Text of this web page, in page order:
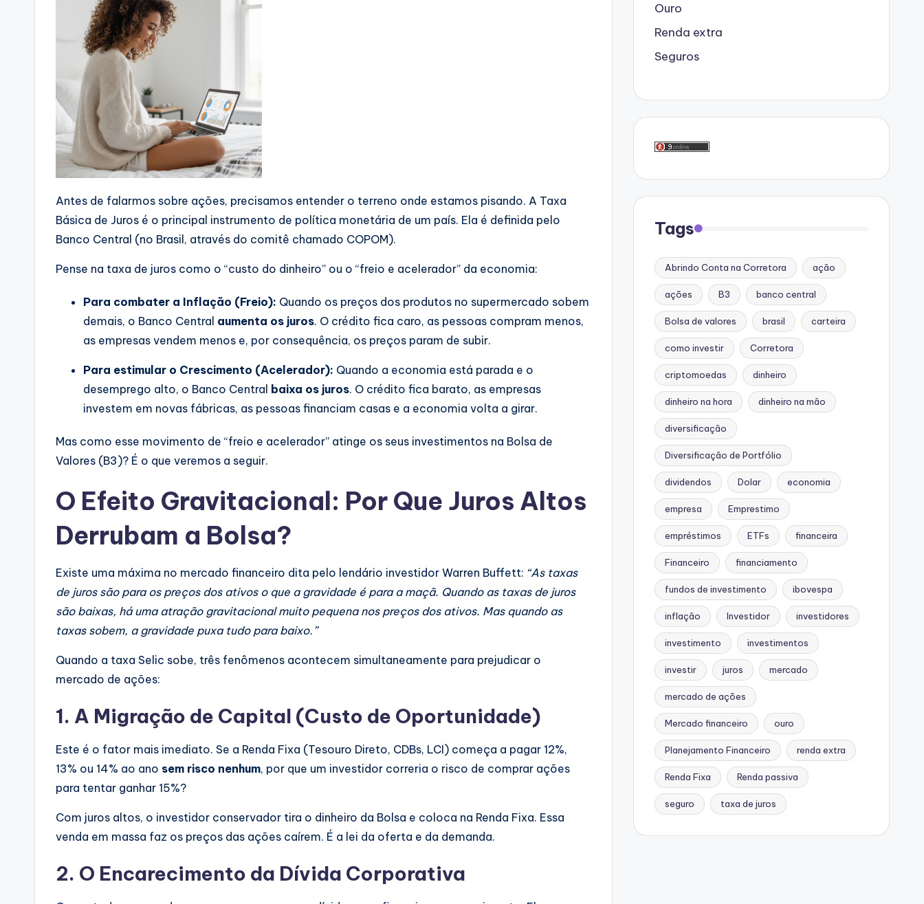
Antes de falarmos sobre ações, precisamos entender o terreno onde estamos pisando. A Taxa
Básica de Juros é o principal instrumento de política monetária de um país. Ela é definida pelo
Banco Central (no Brasil, através do comitê chamado COPOM).
Pense na taxa de juros como o “custo do dinheiro” ou o “freio e acelerador” da economia:
Para combater a Inflação (Freio): Quando os preços dos produtos no supermercado sobem
demais, o Banco Central aumenta os juros. O crédito fica caro, as pessoas compram menos,
as empresas vendem menos e, por consequência, os preços param de subir.
Para estimular o Crescimento (Acelerador): Quando a economia está parada e o
desemprego alto, o Banco Central baixa os juros. O crédito fica barato, as empresas
investem em novas fábricas, as pessoas financiam casas e a economia volta a girar.
Mas como esse movimento de “freio e acelerador” atinge os seus investimentos na Bolsa de
Valores (B3)? É o que veremos a seguir.
O Efeito Gravitacional: Por Que Juros Altos
Derrubam a Bolsa?
Existe uma máxima no mercado financeiro dita pelo lendário investidor Warren Buffett: “As taxas
de juros são para os preços dos ativos o que a gravidade é para a maçã. Quando as taxas de juros
são baixas, há uma atração gravitacional muito pequena nos preços dos ativos. Mas quando as
taxas sobem, a gravidade puxa tudo para baixo.”
Quando a taxa Selic sobe, três fenômenos acontecem simultaneamente para prejudicar o
mercado de ações:
1. A Migração de Capital (Custo de Oportunidade)
Este é o fator mais imediato. Se a Renda Fixa (Tesouro Direto, CDBs, LCI) começa a pagar 12%,
13% ou 14% ao ano sem risco nenhum, por que um investidor correria o risco de comprar ações
para tentar ganhar 15%?
Com juros altos, o investidor conservador tira o dinheiro da Bolsa e coloca na Renda Fixa. Essa
venda em massa faz os preços das ações caírem. É a lei da oferta e da demanda.
2. O Encarecimento da Dívida Corporativa
Ouro
Renda extra
Seguros
Tags
Abrindo Conta na Corretora ação
ações B3 banco central
Bolsa de valores brasil carteira
como investir Corretora
criptomoedas dinheiro
dinheiro na hora dinheiro na mão
diversificação
Diversificação de Portfólio
dividendos Dolar economia
empresa Emprestimo
empréstimos ETFs financeira
Financeiro financiamento
fundos de investimento ibovespa
inflação Investidor investidores
investimento investimentos
investir juros mercado
mercado de ações
Mercado financeiro ouro
Planejamento Financeiro renda extra
Renda Fixa Renda passiva
seguro taxa de juros